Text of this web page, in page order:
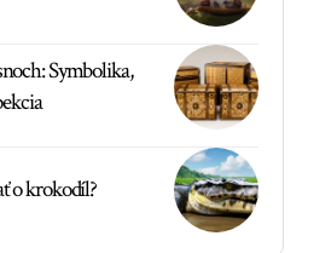
Symbolika,
o krokodíl?